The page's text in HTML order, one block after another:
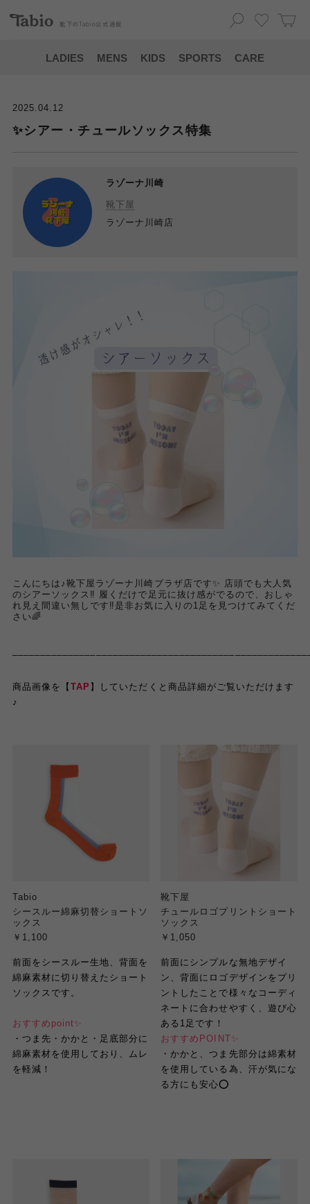
靴下の Tabio 公式通販
LADIES MENS KIDS SPORTS CARE
2025.04.12
✨シアー・チュールソックス特集
ラゾーナ川崎
靴下屋
ラゾーナ川崎店
こんにちは♪靴下屋ラゾーナ川崎プラザ店です✨ 店頭でも大人気
のシアーソックス‼︎ 履くだけで足元に抜け感がでるので、おしゃ
れ見え間違い無しです‼︎是非お気に入りの1足を見つけてみてくだ
さい🌈
商品画像を【TAP 】していただくと商品詳細がご覧いただけます
♪
Tabio
シースルー綿麻切替ショートソ
ックス
￥1,100
靴下屋
チュールロゴプリントショート
ソックス
￥1,050
前面をシースルー生地、背面を
綿麻素材に切り替えたショート
ソックスです。
おすすめ point✨
・ つま先・かかと・足底部分に
綿麻素材を使用しており、ムレ
を軽減！
前面にシンプルな無地デザイ
ン、背面にロゴデザインをプリ
ントしたことで様々なコーディ
ネートに合わせやすく、遊び心
ある 1 足です！
おすすめ POINT✨
・ かかと、つま先部分は綿素材
を使用している為、汗が気にな
る方にも安心⭕️